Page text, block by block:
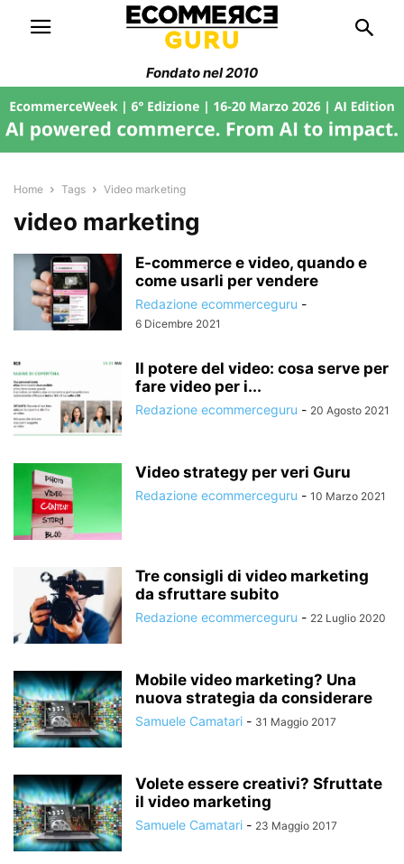
Fondato nel 2010
Home Tags Video marketing
video marketing
E-commerce e video, quando e
come usarli per vendere
Redazione ecommerceguru -
6 Dicembre 2021
Il potere del video: cosa serve per
fare video per i...
Redazione ecommerceguru - 20 Agosto 2021
Video strategy per veri Guru
Redazione ecommerceguru - 10 Marzo 2021
Tre consigli di video marketing
da sfruttare subito
Redazione ecommerceguru - 22 Luglio 2020
Mobile video marketing? Una
nuova strategia da considerare
Samuele Camatari - 31 Maggio 2017
Volete essere creativi? Sfruttate
il video marketing
Samuele Camatari - 23 Maggio 2017